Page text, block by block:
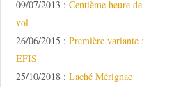
09/07/2013 : Centième heure de
vol
26/06/2015 : Première variante :
EFIS
25/10/2018 : Laché Mérignac